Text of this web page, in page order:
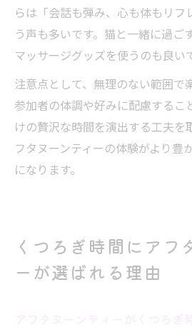
らは「会話も弾み、心も体もリフ
う声も多いです。猫と一緒に過ご
マッサージグッズを使うのも良い
注意点として、無理のない範囲で
参加者の体調や好みに配慮するこ
けの贅沢な時間を演出する工夫を
フタヌーンティーの体験がより豊
になります。
くつろぎ時間にアフ
ーが選ばれる理由